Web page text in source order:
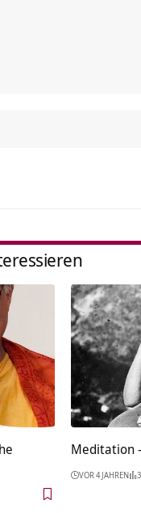
Meditation
VOR 4 JAHREN